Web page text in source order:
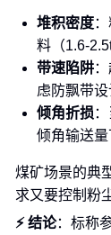
堆积密度
料（1.6-
带速陷阱
虑防飘带设
倾角折损
倾角输送
煤矿场景的典
求又要控制粉
⚡ 结论：标称